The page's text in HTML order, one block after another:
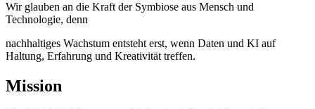
Wir glauben an die Kraft der Symbiose aus Mensch und
Technologie, denn
nachhaltiges Wachstum entsteht erst, wenn Daten und KI auf
Haltung, Erfahrung und Kreativität treffen.
Mission